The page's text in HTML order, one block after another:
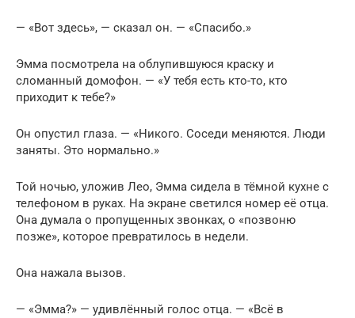
— «Вот здесь», — сказал он. — «Спасибо.»
Эмма посмотрела на облупившуюся краску и
сломанный домофон. — «У тебя есть кто-то, кто
приходит к тебе?»
Он опустил глаза. — «Никого. Соседи меняются. Люди
заняты. Это нормально.»
Той ночью, уложив Лео, Эмма сидела в тёмной кухне с
телефоном в руках. На экране светился номер её отца.
Она думала о пропущенных звонках, о «позвоню
позже», которое превратилось в недели.
Она нажала вызов.
— «Эмма?» — удивлённый голос отца. — «Всё в